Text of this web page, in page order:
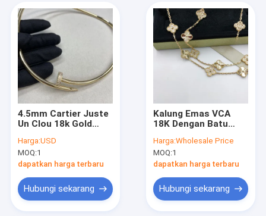
4.5mm Cartier Juste
Un Clou 18k Gold
Diamond Pendant
18k Gold Aksesoris
Harga:USD
MOQ:1
dapatkan harga terbaru
Hubungi sekarang
Kalung Emas VCA
18K Dengan Batu
Panjang Alhambra
Vintage
Harga:Wholesale Price
MOQ:1
dapatkan harga terbaru
Hubungi sekarang